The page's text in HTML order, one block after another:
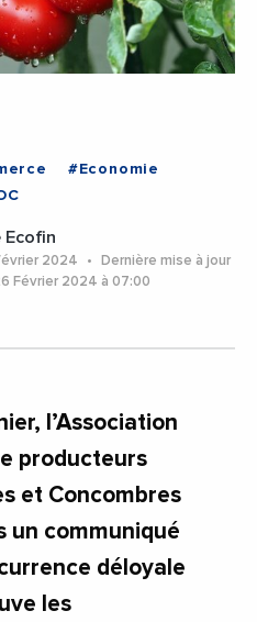
#Economie
Ecofin
2024
Dernière mise à jour
Février 2024 à 07:00
l’Association
producteurs
et Concombres
un communiqué
déloyale
les